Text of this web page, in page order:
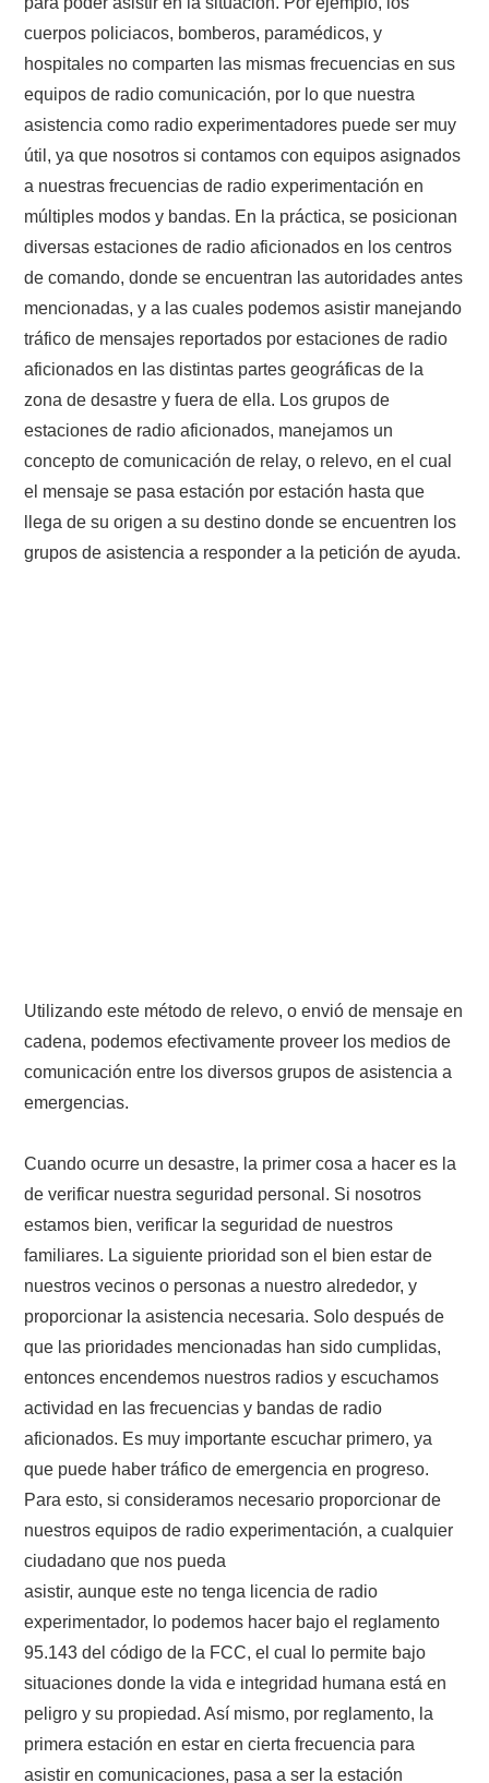
cuerpos policiacos, bomberos, paramédicos, y
hospitales no comparten las mismas frecuencias en sus
equipos de radio comunicación, por lo que nuestra
asistencia como radio experimentadores puede ser muy
útil, ya que nosotros si contamos con equipos asignados
a nuestras frecuencias de radio experimentación en
múltiples modos y bandas. En la práctica, se posicionan
diversas estaciones de radio aficionados en los centros
de comando, donde se encuentran las autoridades antes
mencionadas, y a las cuales podemos asistir manejando
tráfico de mensajes reportados por estaciones de radio
aficionados en las distintas partes geográficas de la
zona de desastre y fuera de ella. Los grupos de
estaciones de radio aficionados, manejamos un
concepto de comunicación de relay, o relevo, en el cual
el mensaje se pasa estación por estación hasta que
llega de su origen a su destino donde se encuentren los
grupos de asistencia a responder a la petición de ayuda.
Utilizando este método de relevo, o envió de mensaje en
cadena, podemos efectivamente proveer los medios de
comunicación entre los diversos grupos de asistencia a
emergencias.
Cuando ocurre un desastre, la primer cosa a hacer es la
de verificar nuestra seguridad personal. Si nosotros
estamos bien, verificar la seguridad de nuestros
familiares. La siguiente prioridad son el bien estar de
nuestros vecinos o personas a nuestro alrededor, y
proporcionar la asistencia necesaria. Solo después de
que las prioridades mencionadas han sido cumplidas,
entonces encendemos nuestros radios y escuchamos
actividad en las frecuencias y bandas de radio
aficionados. Es muy importante escuchar primero, ya
que puede haber tráfico de emergencia en progreso.
Para esto, si consideramos necesario proporcionar de
nuestros equipos de radio experimentación, a cualquier
ciudadano que nos pueda
asistir, aunque este no tenga licencia de radio
experimentador, lo podemos hacer bajo el reglamento
95.143 del código de la FCC, el cual lo permite bajo
situaciones donde la vida e integridad humana está en
peligro y su propiedad. Así mismo, por reglamento, la
primera estación en estar en cierta frecuencia para
asistir en comunicaciones, pasa a ser la estación